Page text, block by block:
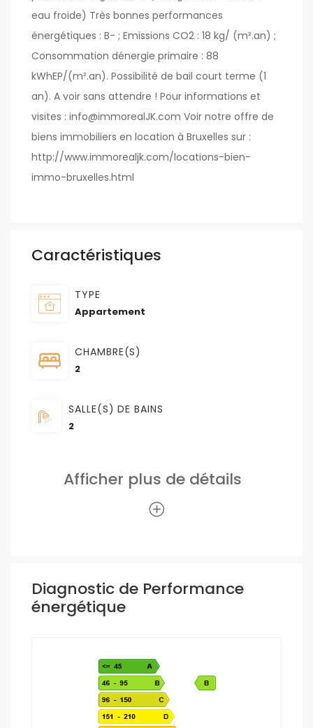
eau froide) Très bonnes performances
énergétiques : B- ; Emissions CO2 : 18 kg/ (m².an) ;
Consommation dénergie primaire : 88
kWhEP/(m².an). Possibilité de bail court terme (1
an). A voir sans attendre ! Pour informations et
visites : info@immorealJK.com Voir notre offre de
biens immobiliers en location à Bruxelles sur :
http://www.immorealjk.com/locations-bien-
immo-bruxelles.html
Caractéristiques
TYPE
Appartement
CHAMBRE(S)
2
SALLE(S) DE BAINS
2
Diagnostic de Performance
énergétique